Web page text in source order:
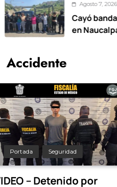
Agosto 7, 2026
Cayó banda implicada en
en Naucalpan: son ocho los
Accidente
Portada Seguridad
– Detenido por